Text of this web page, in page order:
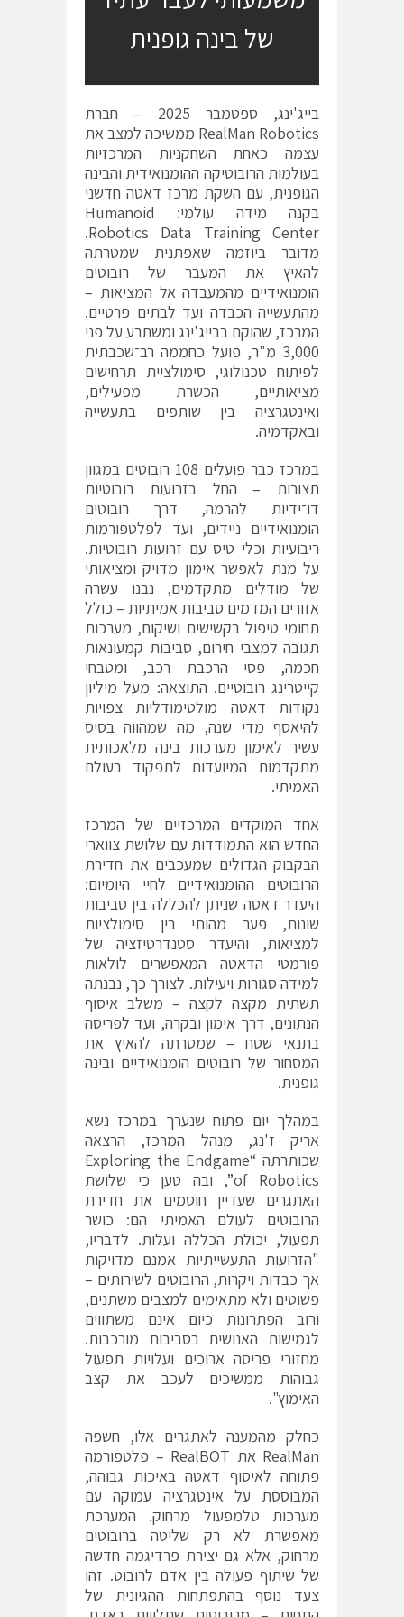
של בינה גופנית
בייג'ינג, ספטמבר 2025 – חברת
RealMan Robotics ממשיכה למצב את
עצמה כאחת השחקניות המרכזיות
בעולמות הרובוטיקה ההומנואידית והבינה
הגופנית, עם השקת מרכז דאטה חדשני
בקנה מידה עולמי: Humanoid
Robotics Data Training Center.
מדובר ביוזמה שאפתנית שמטרתה
להאיץ את המעבר של רובוטים
הומנואידיים מהמעבדה אל המציאות –
מהתעשייה הכבדה ועד לבתים פרטיים.
המרכז, שהוקם בבייג'ינג ומשתרע על פני
3,000 מ"ר, פועל כחממה רב־שכבתית
לפיתוח טכנולוגי, סימולציית תרחישים
מציאותיים, הכשרת מפעילים,
ואינטגרציה בין שותפים בתעשייה
ובאקדמיה.
במרכז כבר פועלים 108 רובוטים במגוון
תצורות – החל בזרועות רובוטיות
דו־ידיות להרמה, דרך רובוטים
הומנואידיים ניידים, ועד לפלטפורמות
ריבועיות וכלי טיס עם זרועות רובוטיות.
על מנת לאפשר אימון מדויק ומציאותי
של מודלים מתקדמים, נבנו עשרה
אזורים המדמים סביבות אמיתיות – כולל
תחומי טיפול בקשישים ושיקום, מערכות
תגובה למצבי חירום, סביבות קמעונאות
חכמה, פסי הרכבת רכב, ומטבחי
קייטרינג רובוטיים. התוצאה: מעל מיליון
נקודות דאטה מולטימודליות צפויות
להיאסף מדי שנה, מה שמהווה בסיס
עשיר לאימון מערכות בינה מלאכותית
מתקדמות המיועדות לתפקוד בעולם
האמיתי.
אחד המוקדים המרכזיים של המרכז
החדש הוא התמודדות עם שלושת צווארי
הבקבוק הגדולים שמעכבים את חדירת
הרובוטים ההומנואידיים לחיי היומיום:
היעדר דאטה שניתן להכללה בין סביבות
שונות, פער מהותי בין סימולציות
למציאות, והיעדר סטנדרטיזציה של
פורמטי הדאטה המאפשרים לולאות
למידה סגורות ויעילות. לצורך כך, נבנתה
תשתית מקצה לקצה – משלב איסוף
הנתונים, דרך אימון ובקרה, ועד לפריסה
בתנאי שטח – שמטרתה להאיץ את
המסחור של רובוטים הומנואידיים ובינה
גופנית.
במהלך יום פתוח שנערך במרכז נשא
אריק ז'נג, מנהל המרכז, הרצאה
שכותרתה “Exploring the Endgame
of Robotics”, ובה טען כי שלושת
האתגרים שעדיין חוסמים את חדירת
הרובוטים לעולם האמיתי הם: כושר
תפעול, יכולת הכללה ועלות. לדבריו,
"הזרועות התעשייתיות אמנם מדויקות
אך כבדות ויקרות, הרובוטים לשירותים –
פשוטים ולא מתאימים למצבים משתנים,
ורוב הפתרונות כיום אינם משתווים
לגמישות האנושית בסביבות מורכבות.
מחזורי פריסה ארוכים ועלויות תפעול
גבוהות ממשיכים לעכב את קצב
האימוץ".
כחלק מהמענה לאתגרים אלו, חשפה
RealMan את RealBOT – פלטפורמה
פתוחה לאיסוף דאטה באיכות גבוהה,
המבוססת על אינטגרציה עמוקה עם
מערכות טלמפעול מרחוק. המערכת
מאפשרת לא רק שליטה ברובוטים
מרחוק, אלא גם יצירת פרדיגמה חדשה
של שיתוף פעולה בין אדם לרובוט. זהו
צעד נוסף בהתפתחות ההגיונית של